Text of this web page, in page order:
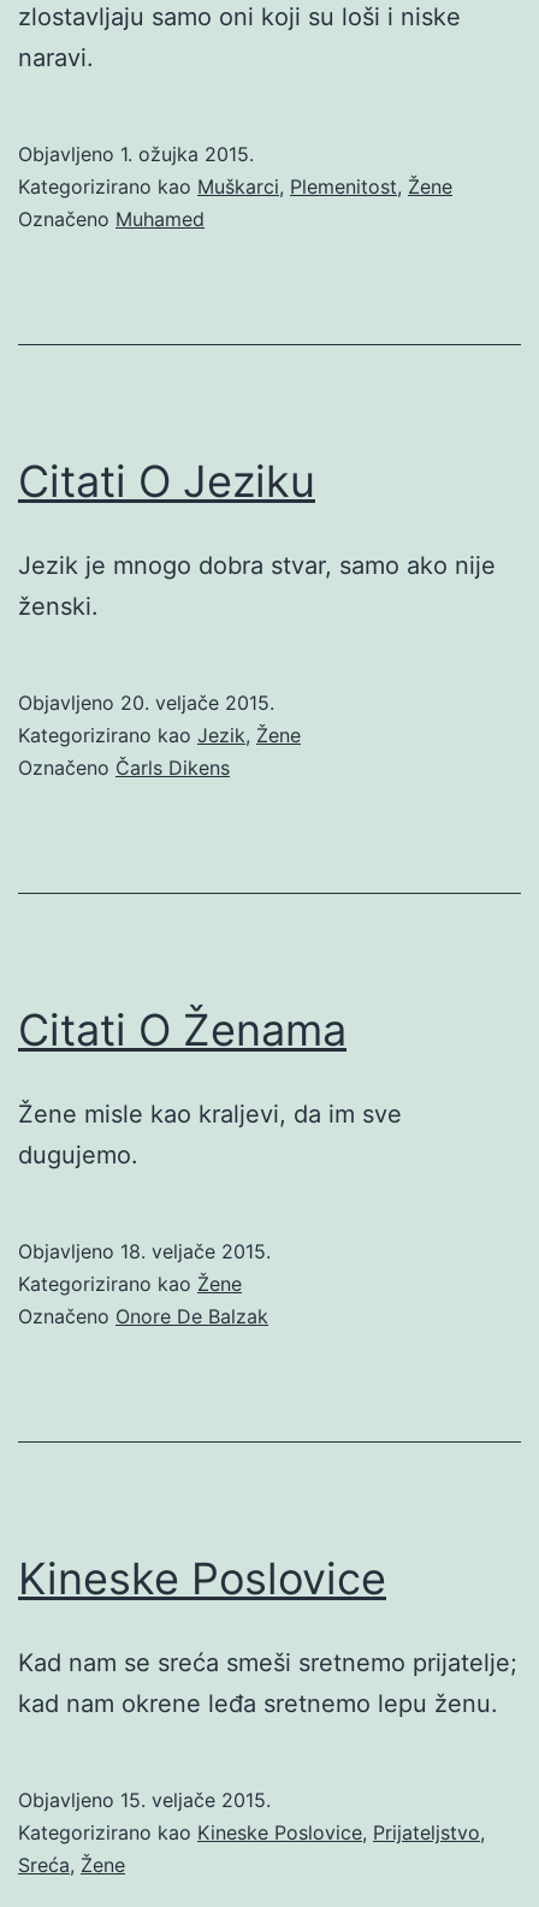
zlostavljaju samo oni koji su loši i niske
naravi.
Objavljeno 1. ožujka 2015.
Kategorizirano kao Muškarci, Plemenitost, Žene
Označeno Muhamed
Citati O Jeziku
Jezik je mnogo dobra stvar, samo ako nije
ženski.
Objavljeno 20. veljače 2015.
Kategorizirano kao Jezik, Žene
Označeno Čarls Dikens
Citati O Ženama
Žene misle kao kraljevi, da im sve
dugujemo.
Objavljeno 18. veljače 2015.
Kategorizirano kao Žene
Označeno Onore De Balzak
Kineske Poslovice
Kad nam se sreća smeši sretnemo prijatelje;
kad nam okrene leđa sretnemo lepu ženu.
Objavljeno 15. veljače 2015.
Kategorizirano kao Kineske Poslovice, Prijateljstvo,
Sreća, Žene